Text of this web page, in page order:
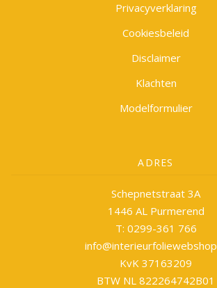
Privacyverklaring
Cookiesbeleid
Disclaimer
Klachten
Modelformulier
ADRES
Schepnetstraat 3A
1446 AL Purmerend
T: 0299-361 766
KvK 37163209
BTW NL 822264742B01